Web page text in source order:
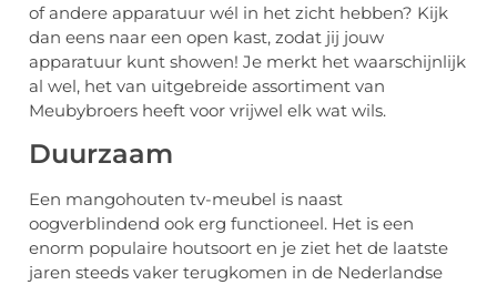
of andere apparatuur wél in het zicht hebben? Kijk
dan eens naar een open kast, zodat jij jouw
apparatuur kunt showen! Je merkt het waarschijnlijk
al wel, het van uitgebreide assortiment van
Meubybroers heeft voor vrijwel elk wat wils.
Duurzaam
Een mangohouten tv-meubel is naast
oogverblindend ook erg functioneel. Het is een
enorm populaire houtsoort en je ziet het de laatste
jaren steeds vaker terugkomen in de Nederlandse